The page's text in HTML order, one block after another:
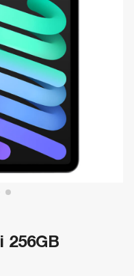
256GB